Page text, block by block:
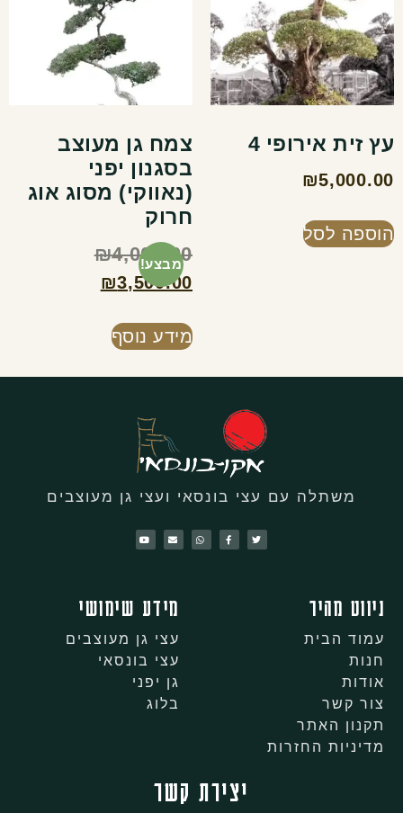
עץ זית אירופי 4
₪5,000.00
הוספה לסל
מבצע!
צמח גן מעוצב
בסגנון יפני
(נאווקי) מסוג אוג
חרוק
₪4,000.00
₪3,500.00
מידע נוסף
משתלה עם עצי בונסאי ועצי גן מעוצבים
ניווט מהיר
עמוד הבית
חנות
אודות
צור קשר
תקנון האתר
מדיניות החזרות
מידע שימושי
עצי גן מעוצבים
עצי בונסאי
גן יפני
בלוג
יצירת קשר